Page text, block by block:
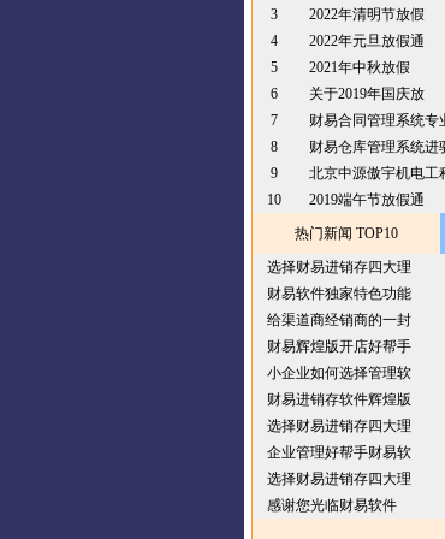
3
2022年清明节放假
4
2022年元旦放假通
5
2021年中秋放假
6
关于2019年国庆放
7
财易合同管理系统专
8
财易仓库管理系统进
9
北京中源傲宇机电工
10
2019端午节放假通
热门新闻 TOP10
选择财易进销存四大理
财易软件独家特色功能
给渠道商经销商的一封
财易辉煌版开店好帮手
小企业如何选择管理软
财易进销存软件辉煌版
选择财易进销存四大理
企业管理好帮手财易软
选择财易进销存四大理
感谢您光临财易软件